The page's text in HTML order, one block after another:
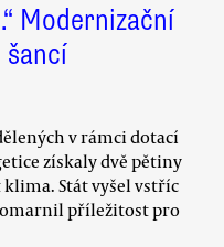
Modernizační
v rámci dotací
získaly dvě pětiny
Stát vyšel vstříc
příležitost pro